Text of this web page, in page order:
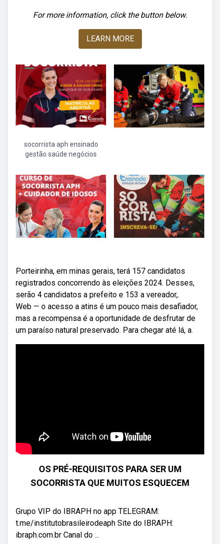
For more information, click the button below.
LEARN MORE
socorrista aph ensinado
gestão saúde negócios
Porteirinha, em minas gerais, terá 157 candidatos
registrados concorrendo às eleições 2024. Desses,
serão 4 candidatos a prefeito e 153 a vereador,.
Web — o acesso a atins é um pouco mais desafiador,
mas a recompensa é a oportunidade de desfrutar de
um paraíso natural preservado. Para chegar até lá, a.
OS PRÉ-REQUISITOS PARA SER UM
SOCORRISTA QUE MUITOS ESQUECEM
Grupo VIP do IBRAPH no app TELEGRAM:
t.me/institutobrasileirodeaph Site do IBRAPH:
ibraph.com.br Canal do ...